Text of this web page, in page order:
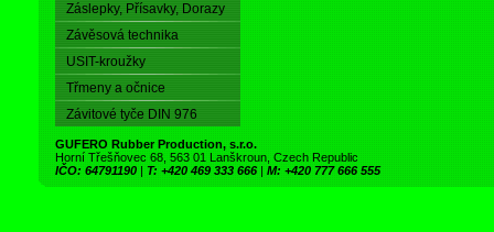
Záslepky, Přísavky, Dorazy
Závěsová technika
USIT-kroužky
Třmeny a očnice
Závitové tyče DIN 976
GUFERO Rubber Production, s.r.o.
Horní Třešňovec 68, 563 01 Lanškroun, Czech Republic
IČO: 64791190 | T: +420 469 333 666 | M: +420 777 666 555